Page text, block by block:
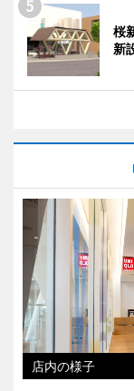
桜
新
店内の様子